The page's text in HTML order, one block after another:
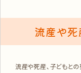
流産や
流産や死産、子どもと